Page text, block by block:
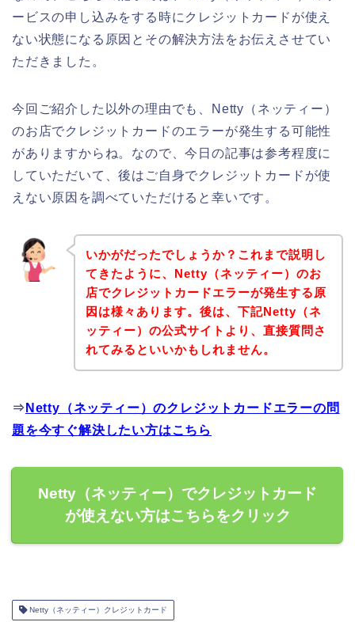
ービスの申し込みをする時にクレジットカードが使え
ない状態になる原因とその解決方法をお伝えさせてい
ただきました。
今回ご紹介した以外の理由でも、Netty（ネッティー）
のお店でクレジットカードのエラーが発生する可能性
がありますからね。なので、今日の記事は参考程度に
していただいて、後はご自身でクレジットカードが使
えない原因を調べていただけると幸いです。
いかがだったでしょうか？これまで説明し
てきたように、Netty（ネッティー）のお
店でクレジットカードエラーが発生する原
因は様々あります。後は、下記Netty（ネ
ッティー）の公式サイトより、直接質問さ
れてみるといいかもしれません。
⇒ Netty（ネッティー）のクレジットカードエラーの問
題を今すぐ解決したい方はこちら
Netty（ネッティー）でクレジットカード
が使えない方はこちらをクリック
Netty（ネッティー）クレジットカード